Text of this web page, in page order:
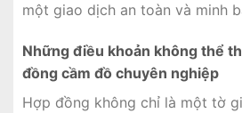
một giao dịch an toàn và minh
Những điều khoản không thể
đồng cầm đồ chuyên nghiệp
Hợp đồng không chỉ là một tờ